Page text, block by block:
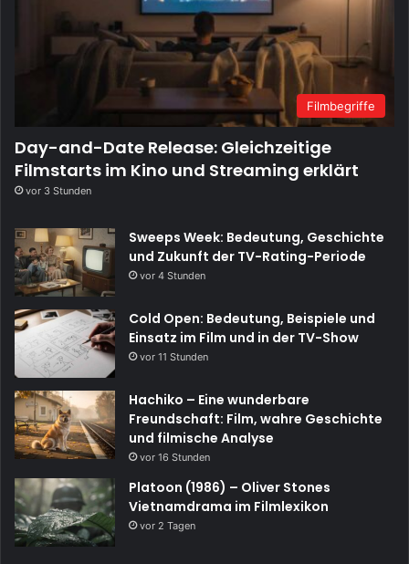
Filmbegriffe
Day-and-Date Release: Gleichzeitige
Filmstarts im Kino und Streaming erklärt
vor 3 Stunden
Sweeps Week: Bedeutung, Geschichte
und Zukunft der TV-Rating-Periode
vor 4 Stunden
Cold Open: Bedeutung, Beispiele und
Einsatz im Film und in der TV-Show
vor 11 Stunden
Hachiko – Eine wunderbare
Freundschaft: Film, wahre Geschichte
und filmische Analyse
vor 16 Stunden
Platoon (1986) – Oliver Stones
Vietnamdrama im Filmlexikon
vor 2 Tagen